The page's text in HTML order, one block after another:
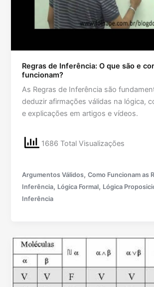
Regras de Inferência: O que são e
funcionam?
As Regras de Inferência são
deduzir afirmações válidas na lógica,
e explicações em artigos e vídeos.
1686 Total Visualizações
Argumentos Válidos,Como Funcionam as
Inferência, Lógica Formal, Lógica
Inferência